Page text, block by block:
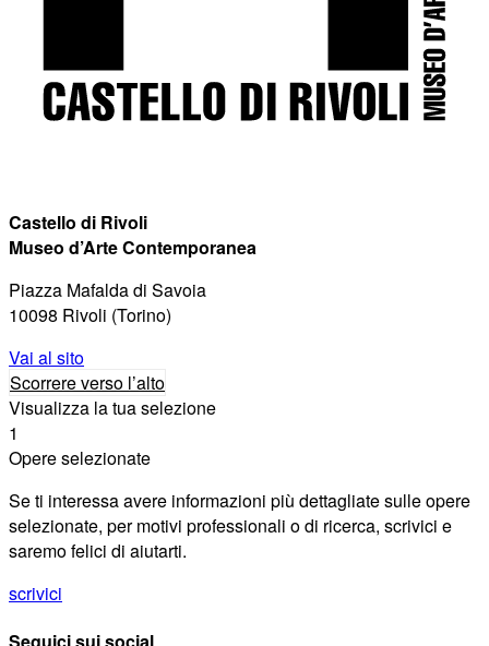
Castello di Rivoli
Museo d’Arte Contemporanea
Piazza Mafalda di Savoia
10098 Rivoli (Torino)
Vai al sito
Scorrere verso l’alto
Visualizza la tua selezione
1
Opere selezionate
Se ti interessa avere informazioni più dettagliate sulle opere
selezionate, per motivi professionali o di ricerca, scrivici e
saremo felici di aiutarti.
scrivici